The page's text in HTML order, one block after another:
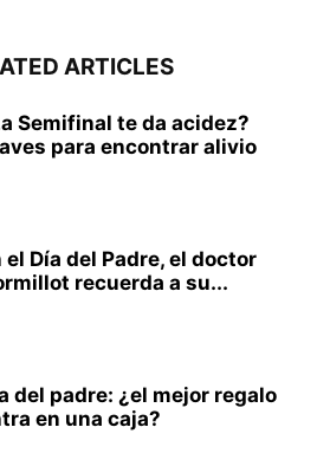
ARTICLES
Semifinal te da acidez?
para encontrar alivio
el Día del Padre, el doctor
recuerda a su...
del padre: ¿el mejor regalo
en una caja?